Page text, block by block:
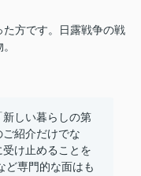
方です。日露戦争の戦
しい暮らしの第
紹介だけでな
け止めることを
専門的な面はも